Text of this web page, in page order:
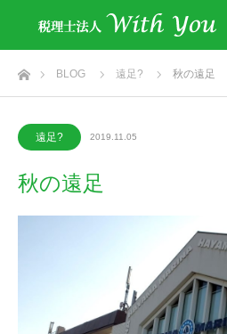
ホームBLOG 遠足? 秋の遠足
遠足? 2019.11.05
秋の遠足